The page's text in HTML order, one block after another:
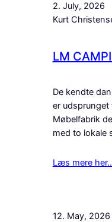
2. July, 2026
Kurt
LM
De kendte
er udsprunget
Møbelfabrik
med to lokale
Læs mere
12. May, 2026